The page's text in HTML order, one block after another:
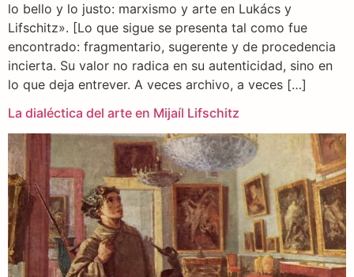
lo bello y lo justo: marxismo y arte en Lukács y
Lifschitz». [Lo que sigue se presenta tal como fue
encontrado: fragmentario, sugerente y de procedencia
incierta. Su valor no radica en su autenticidad, sino en
lo que deja entrever. A veces archivo, a veces […]
La dialéctica del arte en Mijaíl Lifschitz